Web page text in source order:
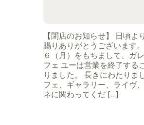
【閉店のお知らせ】 日頃よ
賜りありがとうございます
６（月）をもちまして、ガ
フェ ユーは営業を終了する
りました。 長きにわたりま
フェ、ギャラリー、ライヴ
ネに関わってくだ […]